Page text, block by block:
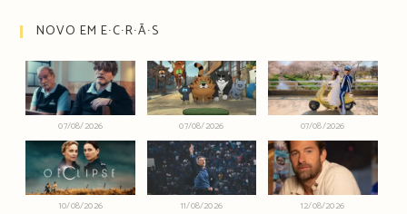
NOVO EM E∙C∙R∙Ã∙S
07/08/2026 07/08/2026 07/08/2026
10/08/2026 11/08/2026 12/08/2026